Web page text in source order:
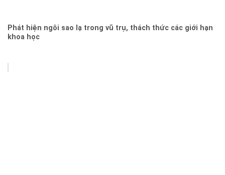
Phát hiện ngôi sao lạ trong vũ trụ, thách thức các giới hạn
khoa học